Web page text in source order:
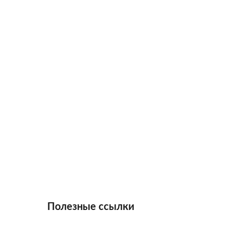
Полезные ссылки